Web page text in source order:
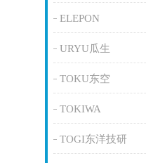
ELEPON
URYU瓜生
TOKU东空
TOKIWA
TOGI东洋技研